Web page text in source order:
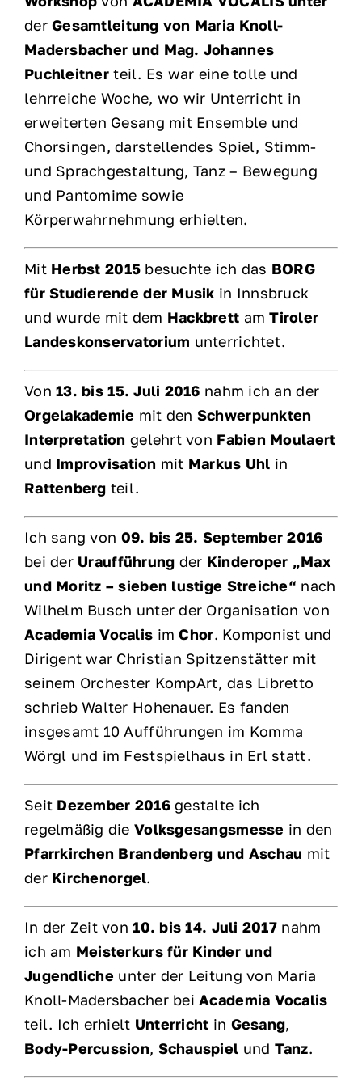
derGesamtleitung von Maria Knoll-
Madersbacher und Mag. Johannes
Puchleitnerteil. Es war eine tolle und
lehrreiche Woche, wo wir Unterricht in
erweiterten Gesang mit Ensemble und
Chorsingen, darstellendes Spiel, Stimm-
und Sprachgestaltung, Tanz – Bewegung
und Pantomime sowie
Körperwahrnehmung erhielten.
Mit Herbst 2015 besuchte ich das BORG
für Studierende der Musik in Innsbruck
und wurde mit dem Hackbrett amTiroler
Landeskonservatorium unterrichtet.
Von13. bis 15. Juli 2016 nahm ich an der
Orgelakademie mit den Schwerpunkten
Interpretation gelehrt von Fabien Moulaert
und Improvisation mit Markus Uhl in
Rattenberg teil.
Ich sang von 09. bis 25. September 2016
bei der Uraufführung der Kinderoper „Max
und Moritz – sieben lustige Streiche“ nach
Wilhelm Busch unter der Organisation von
Academia Vocalis imChor. Komponist und
Dirigent war Christian Spitzenstätter mit
seinem Orchester KompArt, das Libretto
schrieb Walter Hohenauer. Es fanden
insgesamt 10 Aufführungen im Komma
Wörgl und im Festspielhaus in Erl statt.
Seit Dezember 2016gestalte ich
regelmäßig dieVolksgesangsmesse in den
Pfarrkirchen Brandenberg und Aschau mit
der Kirchenorgel.
In der Zeit von10. bis 14. Juli 2017nahm
ich am Meisterkurs für Kinder und
Jugendliche unter der Leitung von Maria
Knoll-Madersbacher beiAcademia Vocalis
teil. Ich erhielt Unterricht in Gesang,
Body-Percussion, Schauspiel und Tanz.